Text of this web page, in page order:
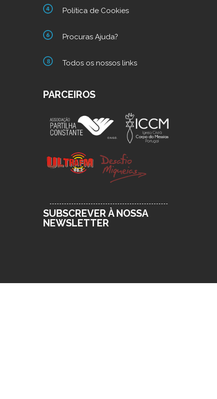
Política de Cookies
Procuras Ajuda?
Todos os nossos links
PARCEIROS
SUBSCREVER À NOSSA
NEWSLETTER